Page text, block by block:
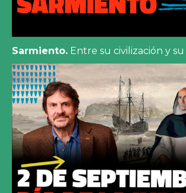
Sarmiento. Entre su civilización y